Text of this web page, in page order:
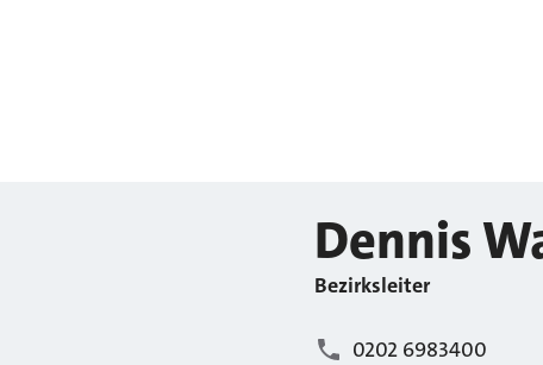
Dennis
Bezirksleiter
0202 6983400